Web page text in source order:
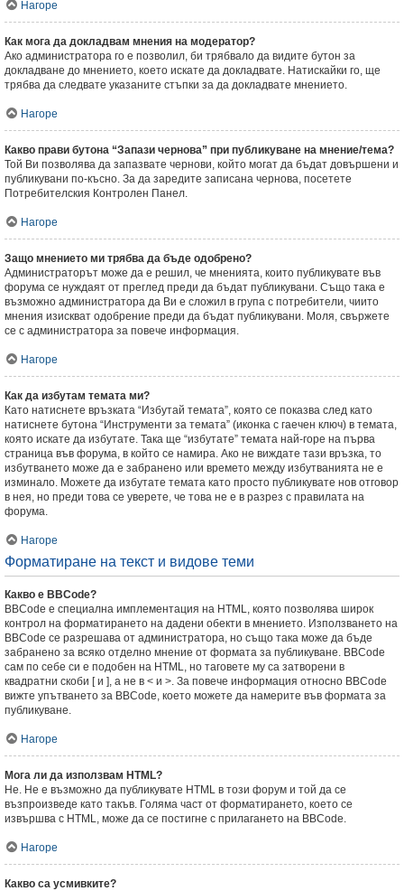
Нагоре
Как мога да докладвам мнения на модератор?
Ако администратора го е позволил, би трябвало да видите бутон за
докладване до мнението, което искате да докладвате. Натискайки го, ще
трябва да следвате указаните стъпки за да докладвате мнението.
Нагоре
Какво прави бутона “Запази чернова” при публикуване на мнение/тема?
Той Ви позволява да запазвате чернови, който могат да бъдат довършени и
публикувани по-късно. За да заредите записана чернова, посетете
Потребителския Контролен Панел.
Нагоре
Защо мнението ми трябва да бъде одобрено?
Администраторът може да е решил, че мненията, които публикувате във
форума се нуждаят от преглед преди да бъдат публикувани. Също така е
възможно администратора да Ви е сложил в група с потребители, чиито
мнения изискват одобрение преди да бъдат публикувани. Моля, свържете
се с администратора за повече информация.
Нагоре
Как да избутам темата ми?
Като натиснете връзката “Избутай темата”, която се показва след като
натиснете бутона “Инструменти за темата” (иконка с гаечен ключ) в темата,
която искате да избутате. Така ще “избутате” темата най-горе на първа
страница във форума, в който се намира. Ако не виждате тази връзка, то
избутването може да е забранено или времето между избутванията не е
изминало. Можете да избутате темата като просто публикувате нов отговор
в нея, но преди това се уверете, че това не е в разрез с правилата на
форума.
Нагоре
Форматиране на текст и видове теми
Какво е BBCode?
BBCode е специална имплементация на HTML, която позволява широк
контрол на форматирането на дадени обекти в мнението. Използването на
BBCode се разрешава от администратора, но също така може да бъде
забранено за всяко отделно мнение от формата за публикуване. BBCode
сам по себе си е подобен на HTML, но таговете му са затворени в
квадратни скоби [ и ], а не в < и >. За повече информация относно BBCode
вижте упътването за BBCode, което можете да намерите във формата за
публикуване.
Нагоре
Мога ли да използвам HTML?
Не. Не е възможно да публикувате HTML в този форум и той да се
възпроизведе като такъв. Голяма част от форматирането, което се
извършва с HTML, може да се постигне с прилагането на BBCode.
Нагоре
Какво са усмивките?